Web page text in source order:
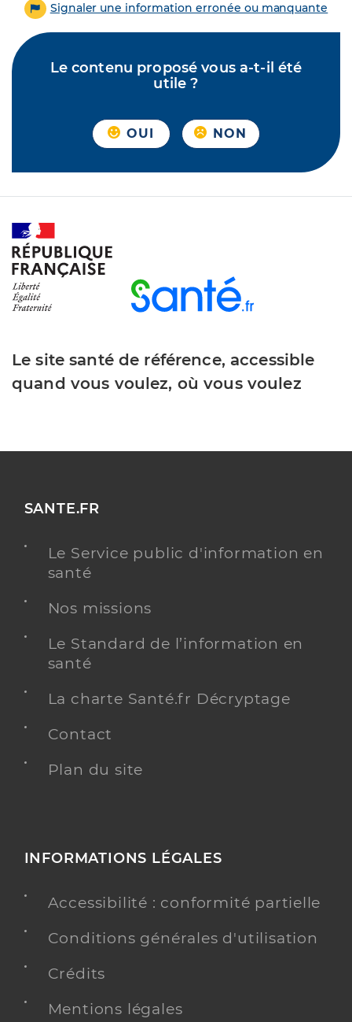
Signaler une information erronée ou manquante
Le contenu proposé vous a-t-il été
utile ?
OUI NON
Le site santé de référence, accessible
quand vous voulez, où vous voulez
SANTE.FR
Le Service public d'information en
santé
Nos missions
Le Standard de l’information en
santé
La charte Santé.fr Décryptage
Contact
Plan du site
INFORMATIONS LÉGALES
Accessibilité : conformité partielle
Conditions générales d'utilisation
Crédits
Mentions légales